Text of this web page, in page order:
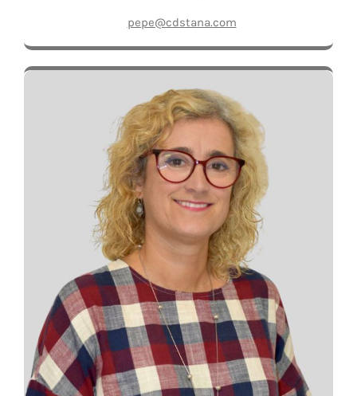
pepe@cdstana.com